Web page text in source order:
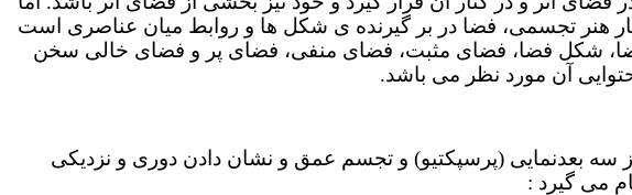
هنر تجسمی، فضا در بر گیرنده ی شکل ها و روابط میان عناصری است
فضا، شکل فضا، فضای مثبت، فضای منفی، فضای پر و فضای خالی سخن
آن مورد نظر می باشد.
بعدنمایی (پرسپکتیو) و تجسم عمق و نشان دادن دوری و نزدیکی
می گیرد :